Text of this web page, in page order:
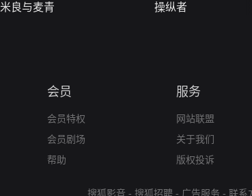
米良与麦青 操纵者
会员
会员特权
会员剧场
帮助
服务
网站联盟
关于我们
版权投诉
搜狐影音 - 搜狐招聘 - 广告服务 - 联系